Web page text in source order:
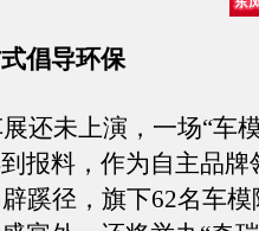
倡导环保
还未上演，一场“车
报料，作为自主品牌
辟蹊径，旗下62名车